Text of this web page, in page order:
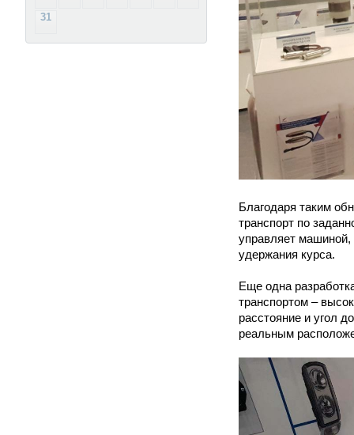
Благодаря таким
транспорт по
управляет машиной,
удержания курса.
Еще одна
транспортом –
расстояние и угол
реальным
31